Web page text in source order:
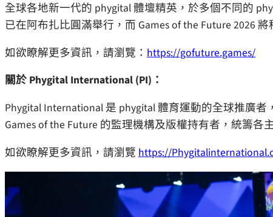
全球各地新一代的 phygital 體壇精英，於多個不同的
已在阿布扎比圓滿舉行，而 Games of the Future 2026
如欲瞭解更多資訊，請瀏覽： https://gofuture.games/
關於 Phygital International (PI)：
Phygital International 是 phygital 體育運動的全球推廣
Games of the Future 的監理機構及版權持有者，統籌各
如欲瞭解更多資訊，請瀏覽 https://